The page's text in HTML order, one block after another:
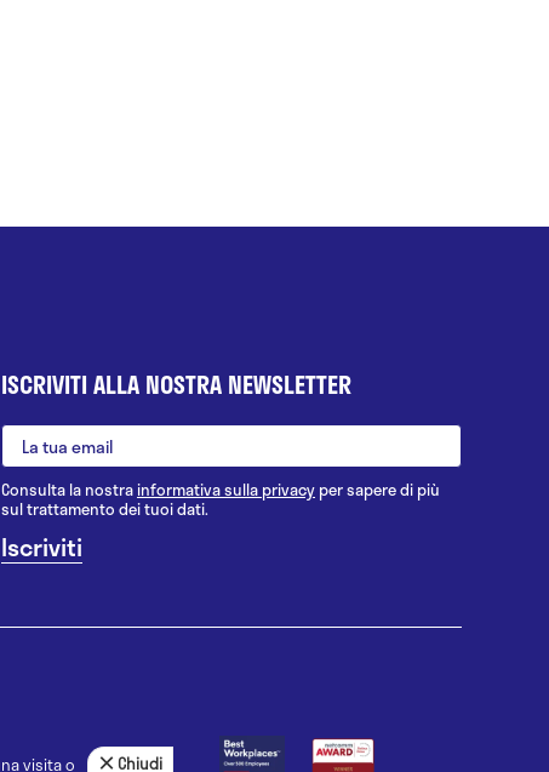
ISCRIVITI ALLA NOSTRA NEWSLETTER
Consulta la nostrainformativa sulla privacy per sapere di più
sul trattamento dei tuoi dati.
visita o
Chiudi